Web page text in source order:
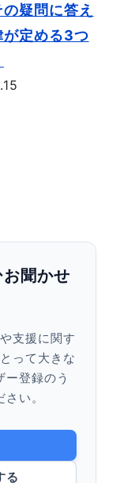
疑問に答え
が定める3つ
聞かせ
支援に関す
って大きな
登録のう
い。
る